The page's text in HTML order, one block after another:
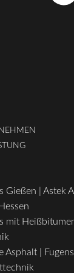
Gießen | Astek
mit
Asphalt |